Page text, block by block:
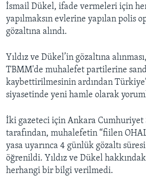
İsmail Dükel, ifade vermeleri için
yapılmaksın evlerine yapılan polis
gözaltına alındı.
Yıldız ve Dükel’in gözaltına
TBMM'de muhalefet partilerine
kaybettirilmesinin ardından
siyasetinde yeni hamle olarak
İki gazeteci için Ankara Cumhuriyet
tarafından, muhalefetin “fiilen
yasa uyarınca 4 günlük gözaltı
öğrenildi. Yıldız ve Dükel
herhangi bir bilgi verilmedi.